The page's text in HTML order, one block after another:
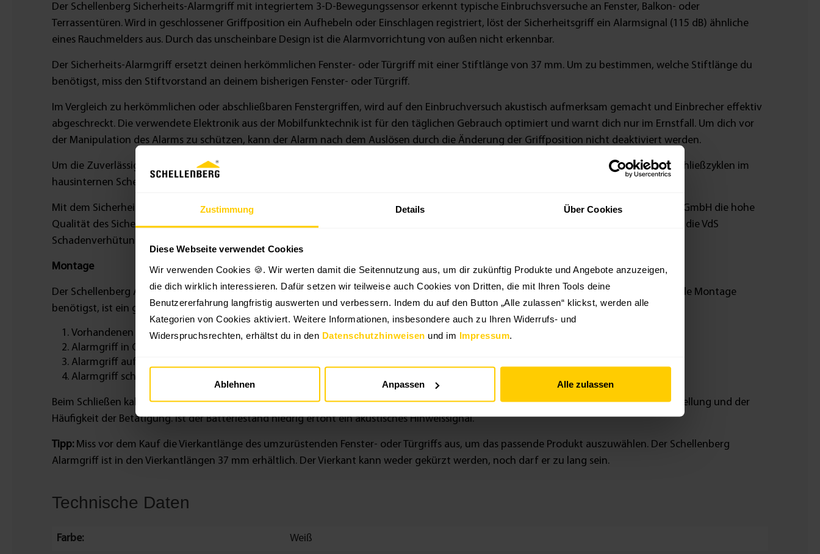
Zustimmung Details Über Cookies
Diese Webseite verwendet Cookies
Wir verwenden Cookies 🍪. Wir werten damit die Seitennutzung aus, um dir zukünftig Produkte und Angebote anzuzeigen,
die dich wirklich interessieren. Dafür setzen wir teilweise auch Cookies von Dritten, die mit Ihren Tools deine
Benutzererfahrung langfristig auswerten und verbessern. Indem du auf den Button „Alle zulassen“ klickst, werden alle
Kategorien von Cookies aktiviert. Weitere Informationen, insbesondere auch zu Ihren Widerrufs- und
Widerspruchsrechten, erhältst du in den Datenschutzhinweisen und im Impressum.
Ablehnen Anpassen Alle zulassen
Der Schellenberg Sicherheits-Alarmgriff mit integriertem 3-D-Bewegungssensor erkennt typische Einbruchsversuche an Fenster, Balkon- oder
Terrassentüren. Wird in geschlossener Griffposition ein Aufhebeln oder Einschlagen registriert, löst der Sicherheitsgriff ein Alarmsignal (115 dB) ähnliche
eines Rauchmelders aus. Durch das unscheinbare Design ist die Alarmvorrichtung von außen nicht erkennbar.
Der Sicherheits-Alarmgriff ersetzt deinen herkömmlichen Fenster- oder Türgriff mit einer Stiftlänge von 37 mm. Um zu bestimmen, welche Stiftlänge du
benötigst, miss den Stiftvorstand an deinem bisherigen Fenster- oder Türgriff.
Im Vergleich zu herkömmlichen oder abschließbaren Fenstergriffen, wird auf den Einbruchversuch akustisch aufmerksam gemacht und Einbrecher effektiv
abgeschreckt. Die verwendete Elektronik aus der Mobilfunktechnik ist für den täglichen Gebrauch optimiert und warnt dich nur im Ernstfall. Um dich vor
der Manipulation des Alarms zu schützen, kann der Alarm nach dem Auslösen durch die Änderung der Griffposition nicht deaktiviert werden.
Um die Zuverlässigkeit und Langlebigkeit des Sicherheits-Alarmgriffs zu bestätigen, prüften wir den Alarmgriff erfolgreich auf 120.000 Schließzyklen im
hausinternen Schellenberg Prüflabor.
Mit dem Sicherheits-Alarmgriff von Schellenberg erhältst du Qualität made in Germany. Zudem bescheinigte die VdS Schadenverhütung GmbH die hohe
Qualität des Sicherheits-Alarmgriffs mit dem VdS Home-Siegel. Als führender Prüfer von Brandschutz- und Sicherheitsprodukten arbeitet die VdS
Schadenverhütung GmbH unabhängig von Herstellern und genießt daher das Vertrauen von privaten und gewerblichen Verbrauchern.
Montage
Der Schellenberg Alarmgriff ist für alle gängigen Fenster oder Türen mit Rechts- oder Linksanschlag geeignet. Alles, was du für eine schnelle Montage
benötigst, ist ein gewöhnlicher Schraubendreher.
Vorhandenen Griff auf Offen-Position drehen und demontieren
Alarmgriff in Offen-Position einbauen
Alarmgriff auf die Kipp-Position stellen und Batterien einlegen
Alarmgriff schließen
Beim Schließen kalibriert sich der Alarmgriff automatisch. Handelsübliche Batterien halten für etwa 2,5 Jahre, abhängig von der Griffeinstellung und der
Häufigkeit der Betätigung. Ist der Batteriestand niedrig ertönt ein akustisches Hinweissignal.
Tipp: Miss vor dem Kauf die Vierkantlänge des umzurüstenden Fenster- oder Türgriffs aus, um das passende Produkt auszuwählen. Der Schellenberg
Alarmgriff ist in den Vierkantlängen 37 mm erhältlich. Der Vierkant kann weder gekürzt werden, noch darf er zu lang sein.
Technische Daten
Farbe: Weiß